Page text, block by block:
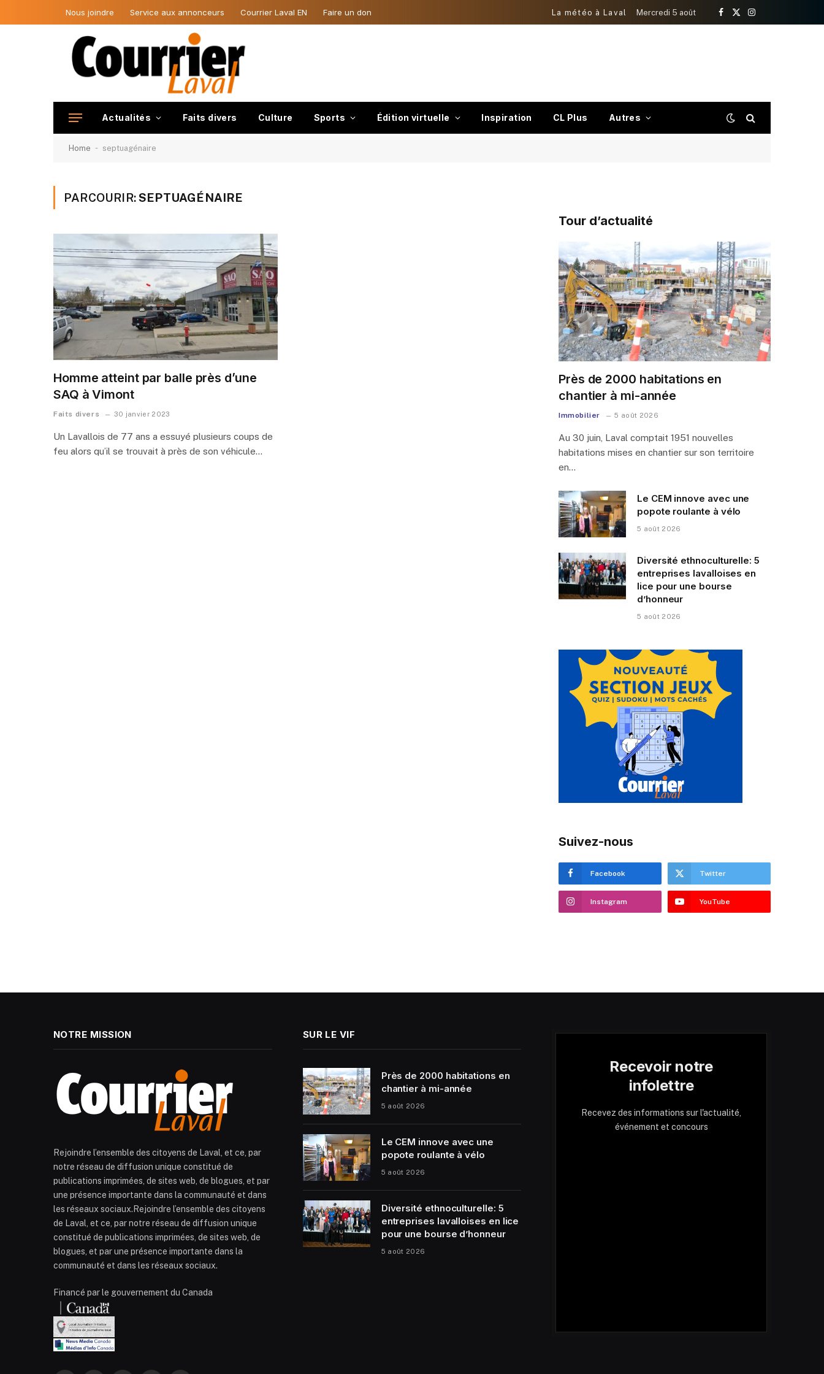
Nous joindre Service aux annonceurs Courrier Laval EN Faire un don La météo à Laval Mercredi 5 août
Facebook
X
Instagram
Actualités Faits divers Culture Sports Édition virtuelle Inspiration CL Plus Autres
Home - septuagénaire
PARCOURIR:SEPTUAGÉNAIRE
Homme atteint par balle près d’une
SAQ à Vimont
Faits divers 30 janvier 2023
Un Lavallois de 77 ans a essuyé plusieurs coups de
feu alors qu’il se trouvait à près de son véhicule…
Tour d’actualité
Près de 2000 habitations en
chantier à mi-année
Immobilier 5 août 2026
Au 30 juin, Laval comptait 1951 nouvelles
habitations mises en chantier sur son territoire
en…
Le CEM innove avec une
popote roulante à vélo
5 août 2026
Diversité ethnoculturelle: 5
entreprises lavalloises en
lice pour une bourse
d’honneur
5 août 2026
Suivez-nous
Facebook Twitter
Instagram YouTube
NOTRE MISSION
Rejoindre l’ensemble des citoyens de Laval, et ce, par
notre réseau de diffusion unique constitué de
publications imprimées, de sites web, de blogues, et par
une présence importante dans la communauté et dans
les réseaux sociaux.Rejoindre l’ensemble des citoyens
de Laval, et ce, par notre réseau de diffusion unique
constitué de publications imprimées, de sites web, de
blogues, et par une présence importante dans la
communauté et dans les réseaux sociaux.
Financé par le gouvernement du Canada
SUR LE VIF
Près de 2000 habitations en
chantier à mi-année
5 août 2026
Le CEM innove avec une
popote roulante à vélo
5 août 2026
Diversité ethnoculturelle: 5
entreprises lavalloises en lice
pour une bourse d’honneur
5 août 2026
Recevoir notre
infolettre
Recevez des informations sur l'actualité,
événement et concours